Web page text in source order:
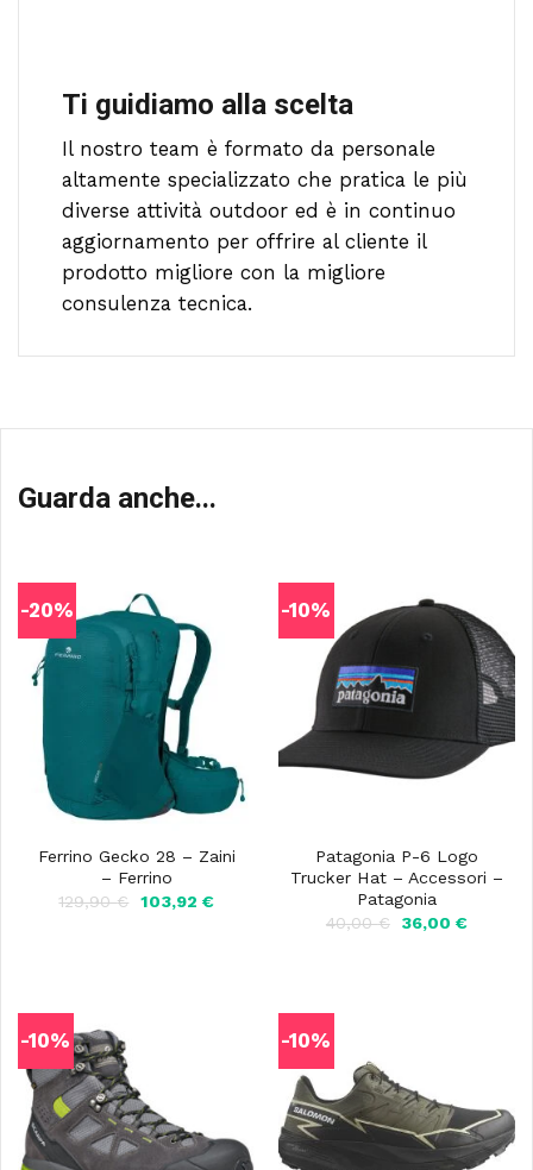
Ti guidiamo alla scelta
Il nostro team è formato da personale
altamente specializzato che pratica le più
diverse attività outdoor ed è in continuo
aggiornamento per offrire al cliente il
prodotto migliore con la migliore
consulenza tecnica.
Guarda anche...
-20%
Ferrino Gecko 28 – Zaini
– Ferrino
129,90€
Il
103,92 €Il
-10%
Patagonia P-6 Logo
Trucker Hat – Accessori –
Patagonia
40,00€
Il
36,00€Il
-10% -10%